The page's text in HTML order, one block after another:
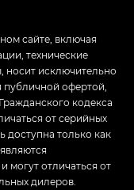
сайте, включая
технические
носит исключительно
публичной офертой,
кодекса
от серийных
доступна только как
отличаться от
дилеров.